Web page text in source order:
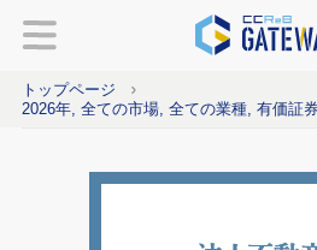
トップページ
2026年, 全ての市場, 全ての業種, 有価証